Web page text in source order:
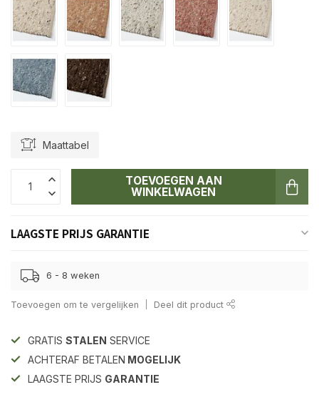
Maattabel
TOEVOEGEN AAN
WINKELWAGEN
LAAGSTE PRIJS GARANTIE
6 - 8 weken
Toevoegen om te vergelijken Deel dit product
GRATIS STALEN SERVICE
ACHTERAF BETALEN MOGELIJK
LAAGSTE PRIJS GARANTIE